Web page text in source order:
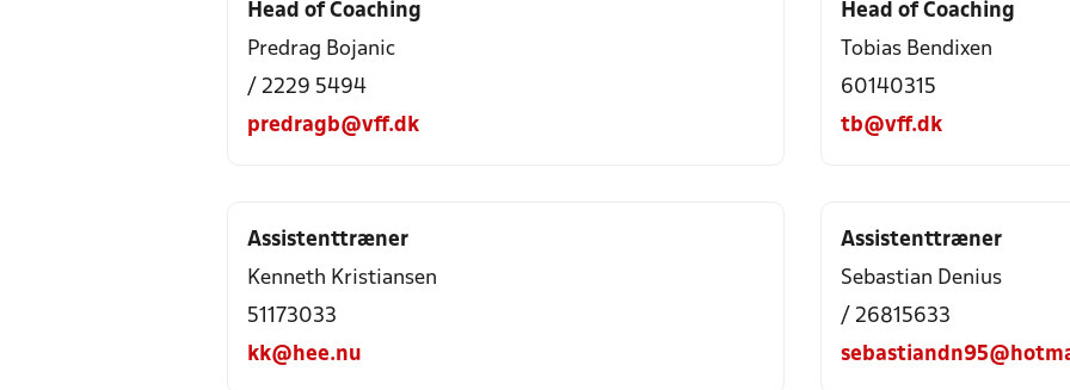
Head of Coaching
Predrag Bojanic
/ 2229 5494
predragb@vff.dk
Head of Coaching
Tobias Bendixen
60140315
tb@vff.dk
Assistenttræner
Kenneth Kristiansen
51173033
kk@hee.nu
Assistenttræner
Sebastian Denius
/ 26815633